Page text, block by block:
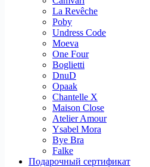
La Revêche
Poby
Undress Code
Moeva
One Four
Boglietti
DnuD
Opaak
Chantelle X
Maison Close
Atelier Amour
Ysabel Mora
Bye Bra
Falke
Подарочный сертификат